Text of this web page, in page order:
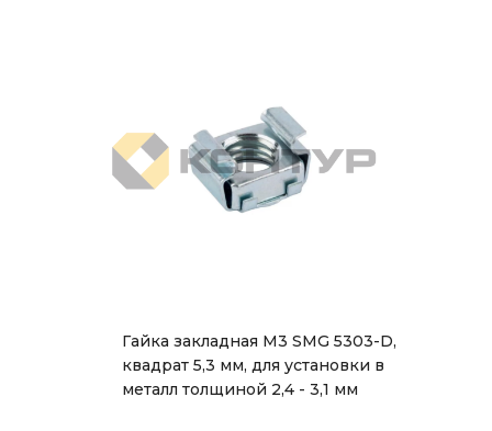
Гайка закладная М3 SMG 5303-D,
квадрат 5,3 мм, для установки в
металл толщиной 2,4 - 3,1 мм